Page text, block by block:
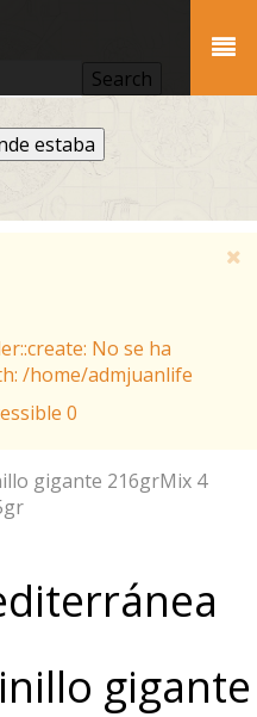
estaba
No se ha
/home/admjuanlife
0
gigante 216grMix 4
gigante